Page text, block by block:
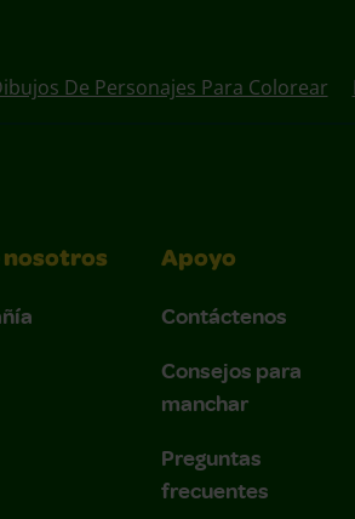
De Personajes Para Colorear
nosotros Apoyo
Contáctenos
Consejos para
manchar
Preguntas
frecuentes